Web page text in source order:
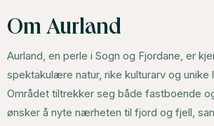
Om Aurland
Aurland, en perle i Sogn og Fjordane, er
spektakulære natur, rike kulturarv og unike
Området tiltrekker seg både fastboende
ønsker å nyte nærheten til fjord og fjell,